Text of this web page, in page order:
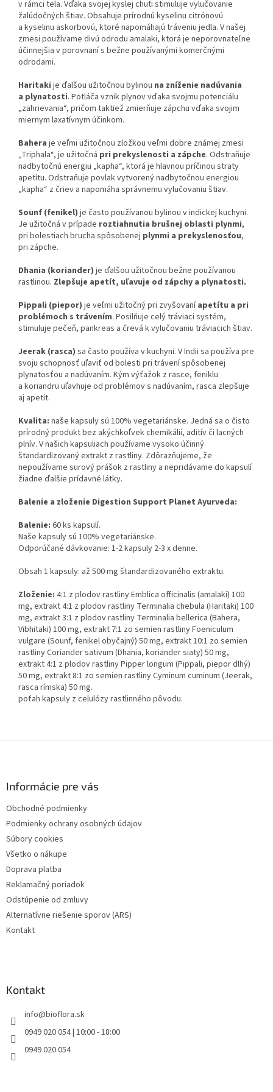
v rámci tela. Vďaka svojej kyslej chuti stimuluje vylučovanie
žalúdočných štiav. Obsahuje prírodnú kyselinu citrónovú
a kyselinu askorbovú, ktoré napomáhajú tráveniu jedla. V našej
zmesi používame divú odrodu amalaki, ktorá je neporovnateľne
účinnejšia v porovnaní s bežne používanými komerčnými
odrodami.
Haritaki je ďalšou užitočnou bylinou na zníženie nadúvania
a plynatosti. Potláča vznik plynov vďaka svojmu potenciálu
„zahrievania“, pričom taktiež zmierňuje zápchu vďaka svojim
miernym laxatívnym účinkom.
Bahera je veľmi užitočnou zložkou veľmi dobre známej zmesi
„Triphala“, je užitočná pri prekyslenosti a zápche. Odstraňuje
nadbytočnú energiu „kapha“, ktorá je hlavnou príčinou straty
apetítu. Odstraňuje povlak vytvorený nadbytočnou energiou
„kapha“ z čriev a napomáha správnemu vylučovaniu štiav.
Sounf (fenikel) je často používanou bylinou v indickej kuchyni.
Je užitočná v prípade roztiahnutia brušnej oblasti plynmi,
pri bolestiach brucha spôsobenej plynmi a prekyslenosťou,
pri zápche.
Dhania (koriander) je ďalšou užitočnou bežne používanou
rastlinou. Zlepšuje apetít, uľavuje od zápchy a plynatosti.
Pippali (piepor) je veľmi užitočný pri zvyšovaníapetítu a pri
problémoch s trávením. Posilňuje celý tráviaci systém,
stimuluje pečeň, pankreas a črevá k vylučovaniu tráviacich štiav.
Jeerak (rasca) sa často používa v kuchyni. V Indii sa používa pre
svoju schopnosť uľaviť od bolesti pri trávení spôsobenej
plynatosťou a nadúvaním. Kým výťažok z rasce, feniklu
a koriandru uľavhuje od problémov s nadúvaním, rasca zlepšuje
aj apetít.
Kvalita: naše kapsuly sú 100% vegetariánske. Jedná sa o čisto
prírodný produkt bez akýchkoľvek chemikálií, aditív či lacných
plnív. V našich kapsuliach používame vysoko účinný
štandardizovaný extrakt z rastliny. Zdôrazňujeme, že
nepoužívame surový prášok z rastliny a nepridávame do kapsulí
žiadne ďalšie prídavné látky.
Balenie a zloženie Digestion Support Planet Ayurveda:
Balenie: 60 ks kapsulí.
Naše kapsuly sú 100% vegetariánske.
Odporúčané dávkovanie: 1-2 kapsuly 2-3 x denne.
Obsah 1 kapsuly: až 500 mg štandardizovaného extraktu.
Zloženie: 4:1 z plodov rastliny Emblica officinalis (amalaki) 100
mg, extrakt 4:1 z plodov rastliny Terminalia chebula (Haritaki) 100
mg, extrakt 3:1 z plodov rastliny Terminalia bellerica (Bahera,
Vibhitaki) 100 mg, extrakt 7:1 zo semien rastliny Foeniculum
vulgare (Sounf, fenikel obyčajný) 50 mg, extrakt 10:1 zo semien
rastliny Coriander sativum (Dhania, koriander siaty) 50 mg,
extrakt 4:1 z plodov rastliny Pipper longum (Pippali, piepor dlhý)
50 mg, extrakt 8:1 zo semien rastliny Cyminum cuminum (Jeerak,
rasca rímska) 50 mg.
poťah kapsuly z celulózy rastlinného pôvodu.
Informácie pre vás
Obchodné podmienky
Podmienky ochrany osobných údajov
Súbory cookies
Všetko o nákupe
Doprava platba
Reklamačný poriadok
Odstúpenie od zmluvy
Alternatívne riešenie sporov (ARS)
Kontakt
Kontakt
info@bioflora.sk
0949 020 054 | 10:00 - 18:00
0949 020 054